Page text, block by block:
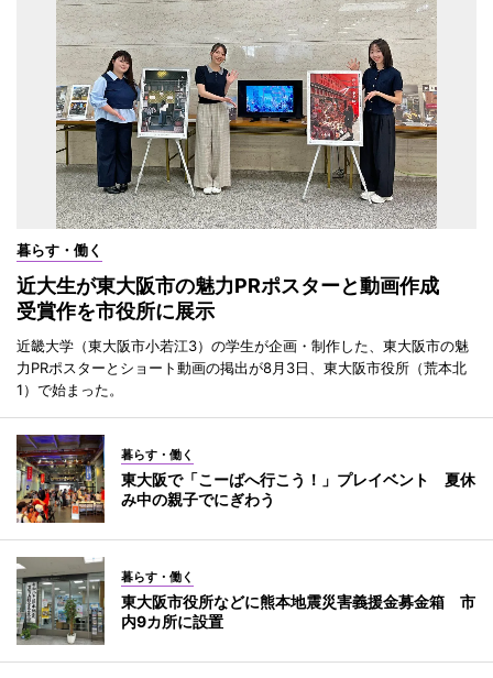
暮らす・働く
近大生が東大阪市の魅力PRポスターと動画作成
受賞作を市役所に展示
近畿大学（東大阪市小若江3）の学生が企画・制作した、東大阪市の魅
力PRポスターとショート動画の掲出が8月3日、東大阪市役所（荒本北
1）で始まった。
暮らす・働く
東大阪で「こーばへ行こう！」プレイベント 夏休
み中の親子でにぎわう
暮らす・働く
東大阪市役所などに熊本地震災害義援金募金箱 市
内9カ所に設置